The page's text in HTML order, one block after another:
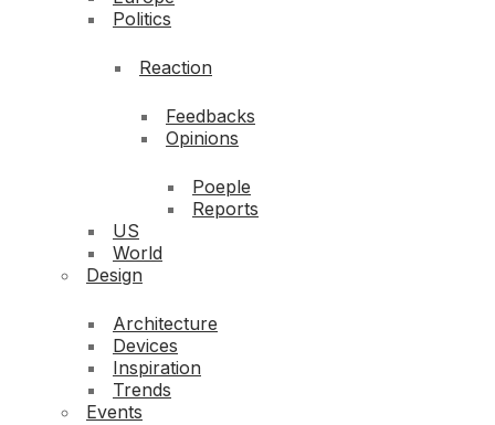
Politics
Reaction
Feedbacks
Opinions
Poeple
Reports
US
World
Design
Architecture
Devices
Inspiration
Trends
Events